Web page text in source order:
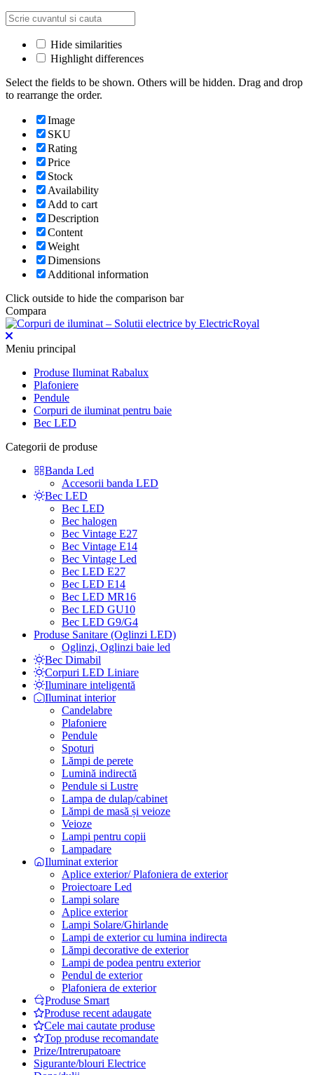
Hide similarities
Highlight differences
Select the fields to be shown. Others will be hidden. Drag and drop
to rearrange the order.
Image
SKU
Rating
Price
Stock
Availability
Add to cart
Description
Content
Weight
Dimensions
Additional information
Click outside to hide the comparison bar
Compara
Meniu principal
Produse Iluminat Rabalux
Plafoniere
Pendule
Corpuri de iluminat pentru baie
Bec LED
Categorii de produse
Banda Led
Accesorii banda LED
Bec LED
Bec LED
Bec halogen
Bec Vintage E27
Bec Vintage E14
Bec Vintage Led
Bec LED E27
Bec LED E14
Bec LED MR16
Bec LED GU10
Bec LED G9/G4
Produse Sanitare (Oglinzi LED)
Oglinzi, Oglinzi baie led
Bec Dimabil
Corpuri LED Liniare
Iluminare inteligentă
Iluminat interior
Candelabre
Plafoniere
Pendule
Spoturi
Lămpi de perete
Lumină indirectă
Pendule si Lustre
Lampa de dulap/cabinet
Lămpi de masă și veioze
Veioze
Lampi pentru copii
Lampadare
Iluminat exterior
Aplice exterior/ Plafoniera de exterior
Proiectoare Led
Lampi solare
Aplice exterior
Lampi Solare/Ghirlande
Lampi de exterior cu lumina indirecta
Lămpi decorative de exterior
Lampi de podea pentru exterior
Pendul de exterior
Plafoniera de exterior
Produse Smart
Produse recent adaugate
Cele mai cautate produse
Top produse recomandate
Prize/Intrerupatoare
Sigurante/blouri Electrice